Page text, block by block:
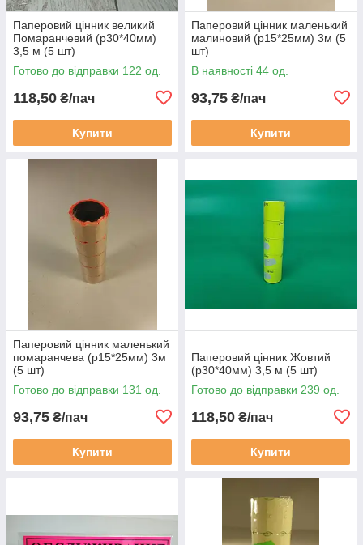
Паперовий цінник великий
Помаранчевий (р30*40мм)
3,5 м (5 шт)
Готово до відправки 122 од.
118,50 ₴/пач
Купити
Паперовий цінник маленький
малиновий (р15*25мм) 3м (5
шт)
В наявності 44 од.
93,75 ₴/пач
Купити
Паперовий цінник маленький
помаранчева (р15*25мм) 3м
(5 шт)
Готово до відправки 131 од.
93,75 ₴/пач
Купити
Паперовий цінник Жовтий
(р30*40мм) 3,5 м (5 шт)
Готово до відправки 239 од.
118,50 ₴/пач
Купити